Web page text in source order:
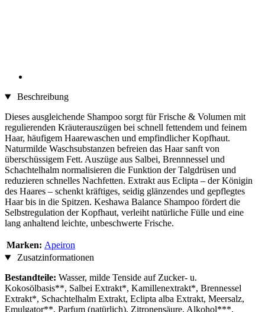
Beschreibung
Dieses ausgleichende Shampoo sorgt für Frische & Volumen mit
regulierenden Kräuterauszügen bei schnell fettendem und feinem
Haar, häufigem Haarewaschen und empfindlicher Kopfhaut.
Naturmilde Waschsubstanzen befreien das Haar sanft von
überschüssigem Fett. Auszüge aus Salbei, Brennnessel und
Schachtelhalm normalisieren die Funktion der Talgdrüsen und
reduzieren schnelles Nachfetten. Extrakt aus Eclipta – der Königin
des Haares – schenkt kräftiges, seidig glänzendes und gepflegtes
Haar bis in die Spitzen. Keshawa Balance Shampoo fördert die
Selbstregulation der Kopfhaut, verleiht natürliche Fülle und eine
lang anhaltend leichte, unbeschwerte Frische.
Marken: Apeiron
Zusatzinformationen
Bestandteile: Wasser, milde Tenside auf Zucker- u.
Kokosölbasis**, Salbei Extrakt*, Kamillenextrakt*, Brennessel
Extrakt*, Schachtelhalm Extrakt, Eclipta alba Extrakt, Meersalz,
Emulgator**, Parfum (natürlich), Zitronensäure, Alkohol***,